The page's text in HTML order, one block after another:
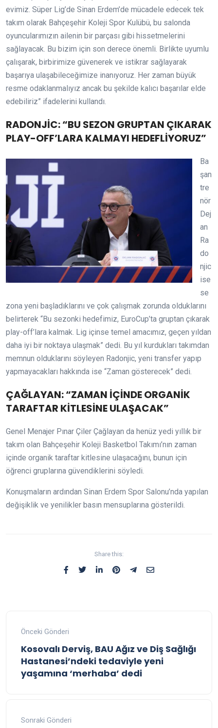
evimiz. Süper Lig’de Sinan Erdem’de mücadele edecek tek
takım olarak Bahçeşehir Koleji Spor Kulübü, bu salonda
oyuncularımızın ailenin bir parçası gibi hissetmelerini
sağlayacak. Bu bizim için son derece önemli. Birlikte uyumlu
çalışarak, birbirimize güvenerek ve istikrar sağlayarak
başarıya ulaşabileceğimize inanıyoruz. Her zaman büyük
resme odaklanmalıyız ancak bu şekilde kalıcı başarılar elde
edebiliriz” ifadelerini kullandı.
RADONJİC: “BU SEZON GRUPTAN ÇIKARAK
PLAY-OFF’LARA KALMAYI HEDEFLİYORUZ”
Ba
şan
tre
nör
Dej
an
Ra
do
njic
ise
se
zona yeni başladıklarını ve çok çalışmak zorunda olduklarını
belirterek “Bu sezonki hedefimiz, EuroCup’ta gruptan çıkarak
play-off’lara kalmak. Lig içinse temel amacımız, geçen yıldan
daha iyi bir noktaya ulaşmak” dedi. Bu yıl kurdukları takımdan
memnun olduklarını söyleyen Radonjic, yeni transfer yapıp
yapmayacakları hakkında ise “Zaman gösterecek” dedi.
ÇAĞLAYAN: “ZAMAN İÇİNDE ORGANİK
TARAFTAR KİTLESİNE ULAŞACAK”
Genel Menajer Pınar Çiler Çağlayan da henüz yedi yıllık bir
takım olan Bahçeşehir Koleji Basketbol Takımı’nın zaman
içinde organik taraftar kitlesine ulaşacağını, bunun için
öğrenci gruplarına güvendiklerini söyledi.
Konuşmaların ardından Sinan Erdem Spor Salonu’nda yapılan
değişiklik ve yenilikler basın mensuplarına gösterildi.
Share this:
Önceki Gönderi
Kosovalı Derviş, BAU Ağız ve Diş Sağlığı
Hastanesi’ndeki tedaviyle yeni
yaşamına ‘merhaba’ dedi
Sonraki Gönderi